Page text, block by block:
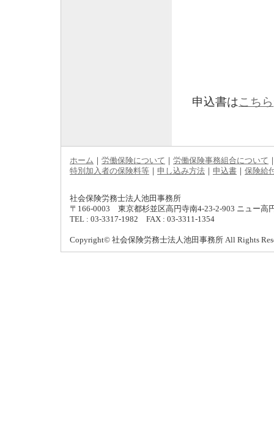
申込書はこちら
ホーム 労働保険について 労働保険事務組合について
特別加入者の保険料等
申し込み方法 申込書 保険給
社会保険労務士法人池田事務所
〒166-0003 東京都杉並区高円寺南4-23-2-903 ニュー高
TEL : 03-3317-1982 FAX : 03-3311-1354
Copyright© 社会保険労務士法人池田事務所 All Rights